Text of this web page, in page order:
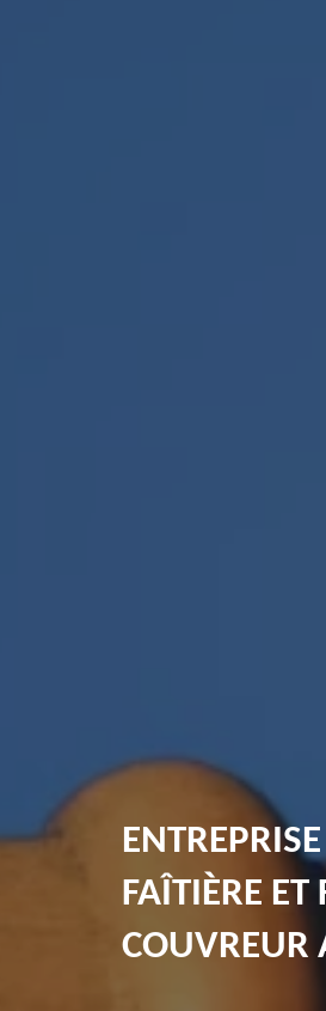
FAÎTIÈRE
COUVREUR